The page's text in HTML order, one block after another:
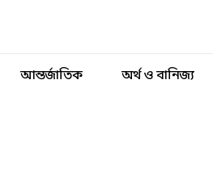
আন্তর্জাতিক অর্থ ও বানিজ্য